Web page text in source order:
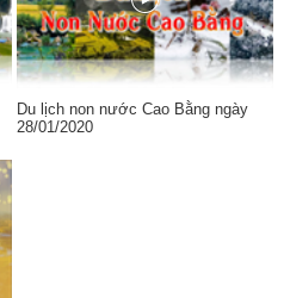
Du lịch non nước Cao Bằng ngày
28/01/2020